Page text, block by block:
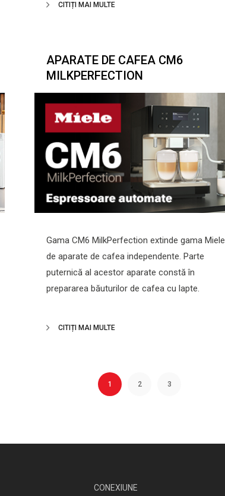
CITIȚI MAI MULTE
APARATE DE CAFEA CM6
MILKPERFECTION
Gama CM6 MilkPerfection extinde gama Miele
de aparate de cafea independente. Parte
puternică al acestor aparate constă în
prepararea băuturilor de cafea cu lapte.
CITIȚI MAI MULTE
1 2 3
CONEXIUNE